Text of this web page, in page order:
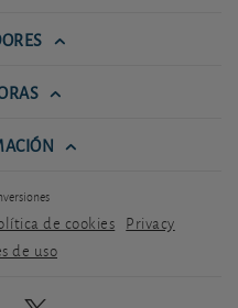
de cookies Privacy
de uso